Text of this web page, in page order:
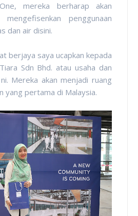
mereka berharap akan
penggunaan
dan air disini.
berjaya saya ucapkan kepada
Sdn Bhd. atau usaha dan
Mereka akan menjadi ruang
yang pertama di Malaysia.